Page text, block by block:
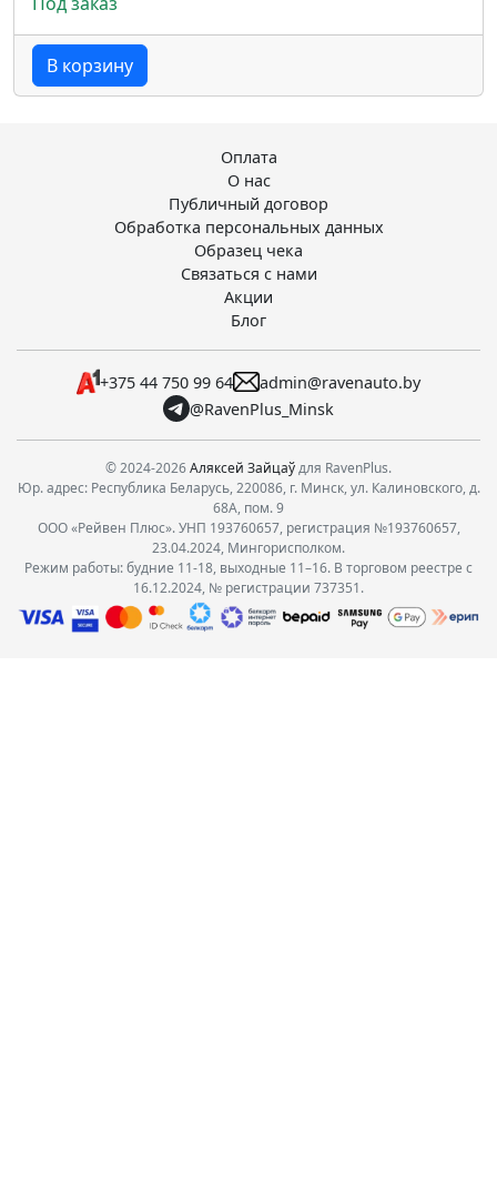
В корзину
Оплата
О нас
Публичный договор
Обработка персональных данных
Образец чека
Связаться с нами
Акции
Блог
+375 44 750 99 64
admin@ravenauto.by
@RavenPlus_Minsk
© 2024-2026Аляксей Зайцаўдля RavenPlus.
Юр. адрес: Республика Беларусь, 220086, г. Минск, ул. Калиновского, д.
68А, пом. 9
ООО «Рейвен Плюс». УНП 193760657, регистрация №193760657,
23.04.2024, Мингорисполком.
Режим работы: будние 11-18, выходные 11–16. В торговом реестре с
16.12.2024, № регистрации 737351.